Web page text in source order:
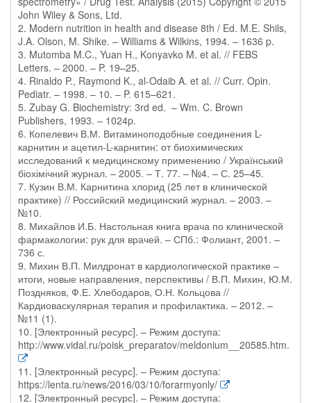
John Wiley & Sons, Ltd.
2. Modern nutrition in health and disease 8th / Ed. M.E. Shils,
J.A. Olson, M. Shike. – Williams & Wilkins, 1994. – 1636 p.
3. Mutomba M.C., Yuan H., Konyavko M. et al. // FEBS
Letters. – 2000. – P. 19–25.
4. Rinaldo P., Raymond K., al-Odaib A. et al. // Curr. Opin.
Pediatr. – 1998. – 10. – P. 615–621.
5. Zubay G. Biochemistry: 3rd ed. – Wm. C. Brown
Publishers, 1993. – 1024p.
6. Копелевич В.М. Витаминоподобные соединения L-
карнитин и ацетил-L-карнитин: от биохимических
исследований к медицинскому применению / Український
біохімічний журнал. – 2005. – Т. 77. – №4. – С. 25–45.
7. Кузин В.М. Карнитина хлорид (25 лет в клинической
практике) // Российский медицинский журнал. – 2003. –
№10.
8. Михайлов И.Б. Настольная книга врача по клинической
фармакологии: рук для врачей. – СПб.: Фолиант, 2001. –
736 с.
9. Михин В.П. Милдронат в кардиологической практике –
итоги, новые направления, перспективы / В.П. Михин, Ю.М.
Поздняков, Ф.Е. Хлебодаров, О.Н. Кольцова //
Кардиоваскулярная терапия и профилактика. – 2012. –
№11 (1).
10. [Электронный ресурс]. – Режим доступа:
http://www.vidal.ru/poisk_preparatov/meldonium__20585.htm.
11. [Электронный ресурс]. – Режим доступа:
https://lenta.ru/news/2016/03/10/forarmyonly/
12. [Электронный ресурс]. – Режим доступа: